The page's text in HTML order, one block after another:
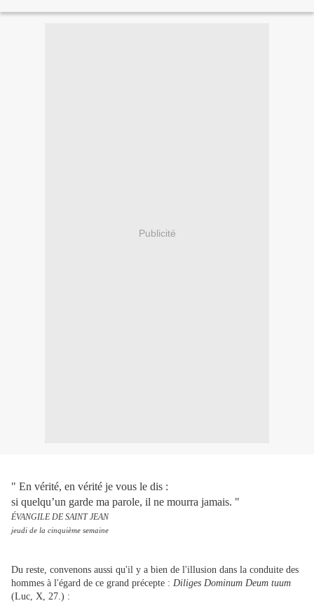
Publicité
" En vérité, en vérité je vous le dis :
si quelqu’un garde ma parole, il ne mourra jamais. "
ÉVANGILE DE SAINT JEAN
jeudi de la cinquième semaine
Du reste, convenons aussi qu'il y a bien de l'illusion dans la conduite des
hommes à l'égard de ce grand précepte : Diliges Dominum Deum tuum
(Luc, X, 27.) :